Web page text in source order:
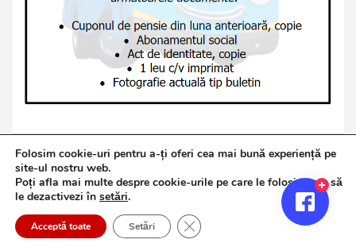
Copyright © 2026Jurnalul de Brăila
Politică de confidențialitate
Theme Horse
Proudly Powered by:WordPress
Folosim cookie-uri pentru a-ți oferi cea mai bună experiență pe
site-ul nostru web.
Poți afla mai multe despre cookie-urile pe care le folosim sau să
le dezactivezi în setări.
Acceptă toate Setări Close GDPR Cookie Banner